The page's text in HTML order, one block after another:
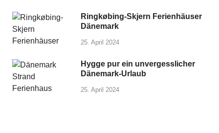
Ringkøbing-Skjern Ferienhäuser
Dänemark
25. April 2024
Hygge pur ein unvergesslicher
Dänemark-Urlaub
25. April 2024